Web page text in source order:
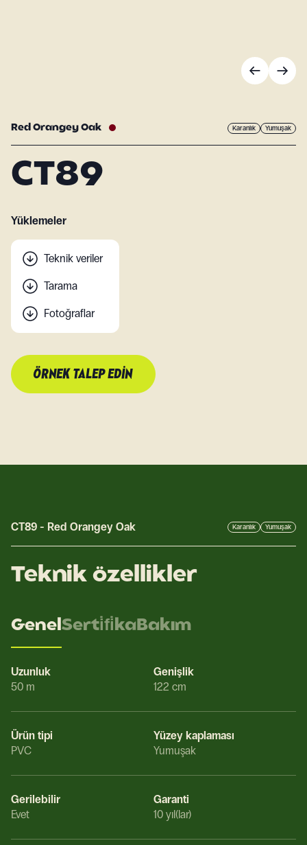
Red Orangey Oak Karanlık Yumuşak
CT89
Yüklemeler
Teknik veriler
Tarama
Fotoğraflar
ÖRNEK TALEP EDIN
CT89 - Red Orangey Oak Karanlık Yumuşak
Teknik özellikler
GenelSerti̇fi̇kaBakım
Uzunluk
50 m
Genişlik
122 cm
Ürün tipi
PVC
Yüzey kaplaması
Yumuşak
Gerilebilir
Evet
Garanti
10 yıl(lar)